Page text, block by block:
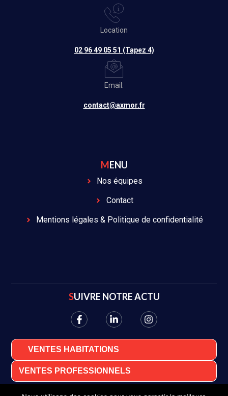
Location
02 96 49 05 51 (Tapez 4)
Email:
contact@axmor.fr
MENU
Nos équipes
Contact
Mentions légales & Politique de confidentialité
SUIVRE NOTRE ACTU
VENTES HABITATIONS
VENTES PROFESSIONNELS